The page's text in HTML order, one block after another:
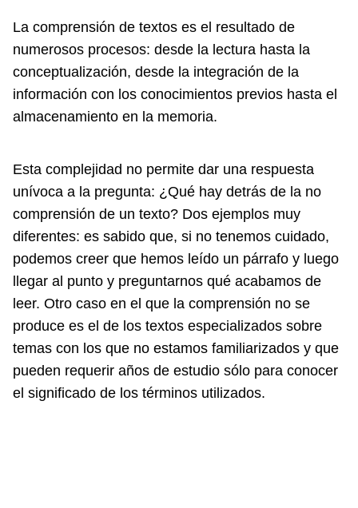
La comprensión de textos es el resultado de
numerosos procesos: desde la lectura hasta la
conceptualización, desde la integración de la
información con los conocimientos previos hasta el
almacenamiento en la memoria.
Esta complejidad no permite dar una respuesta
unívoca a la pregunta: ¿Qué hay detrás de la no
comprensión de un texto? Dos ejemplos muy
diferentes: es sabido que, si no tenemos cuidado,
podemos creer que hemos leído un párrafo y luego
llegar al punto y preguntarnos qué acabamos de
leer. Otro caso en el que la comprensión no se
produce es el de los textos especializados sobre
temas con los que no estamos familiarizados y que
pueden requerir años de estudio sólo para conocer
el significado de los términos utilizados.